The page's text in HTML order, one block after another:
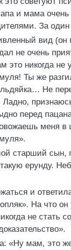
и мама очень
За один
вид (он
не очень
это никогда не
Ты же
Не
перед
меня в
старший сын,
ерунду.
и
На что
не стать
«Ну мам, это